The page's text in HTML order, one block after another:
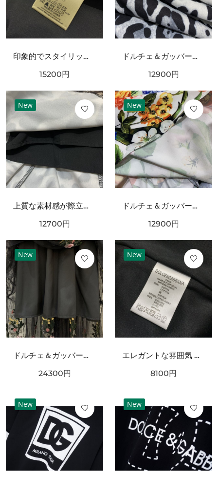
印象的でスタイリッシュな DOLCE＆GABBANA ドルチェ＆ガッバーナ コピー ワンピース
15200円
ドルチェ＆ガッバーナ コピー 上下セット DOLCE＆GABBANA シックでフェミニンな装い
12900円
New
上質な素材感が際立つ DOLCE＆GABBANA ドルチェ＆ガッバーナ コピー ワンピース
12700円
New
ドルチェ＆ガッバーナ コピー ワンピース DOLCE＆GABBANA 華やかで優雅な雰囲気
12900円
New
ドルチェ＆ガッバーナ コピー ワンピース DOLCE＆GABBANA 華やかで優雅な雰囲気
24300円
New
エレガントな雰囲気 DOLCE&GABBANA ドルチェ＆ガッバーナ コピー キャミソール 上質な素材感
8100円
New New